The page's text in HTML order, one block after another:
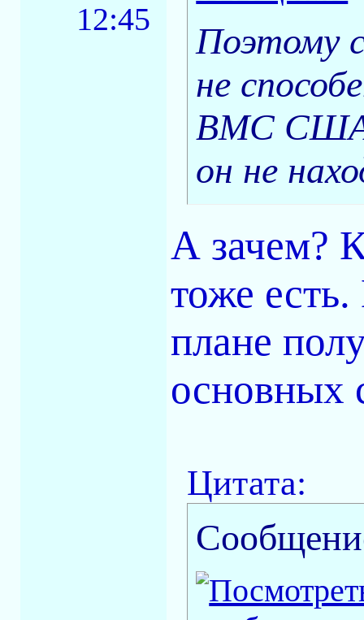
12:45
Поэтому
не
ВМС США,
он не
А зачем?
тоже
плане
основных
Цитата: